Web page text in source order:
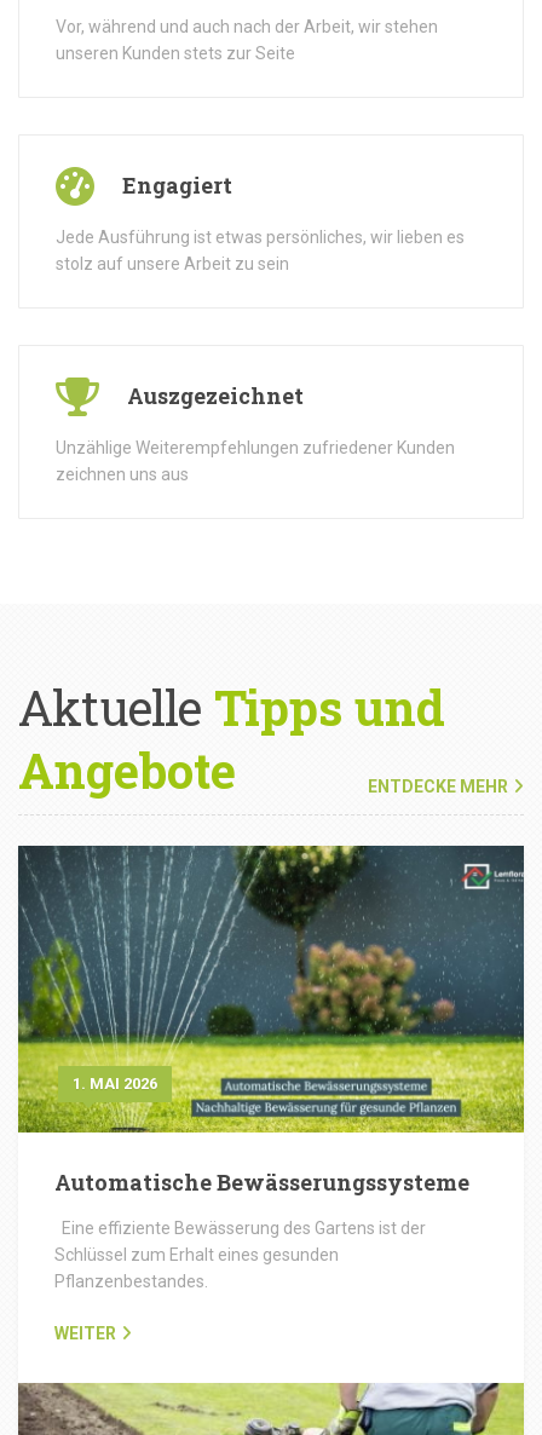
Vor, während und auch nach der Arbeit, wir stehen
unseren Kunden stets zur Seite
Engagiert
Jede Ausführung ist etwas persönliches, wir lieben es
stolz auf unsere Arbeit zu sein
Auszgezeichnet
Unzählige Weiterempfehlungen zufriedener Kunden
zeichnen uns aus
Aktuelle Tipps und
Angebote
ENTDECKE MEHR
1. MAI 2026
Automatische Bewässerungssysteme
Eine effiziente Bewässerung des Gartens ist der
Schlüssel zum Erhalt eines gesunden
Pflanzenbestandes.
WEITER